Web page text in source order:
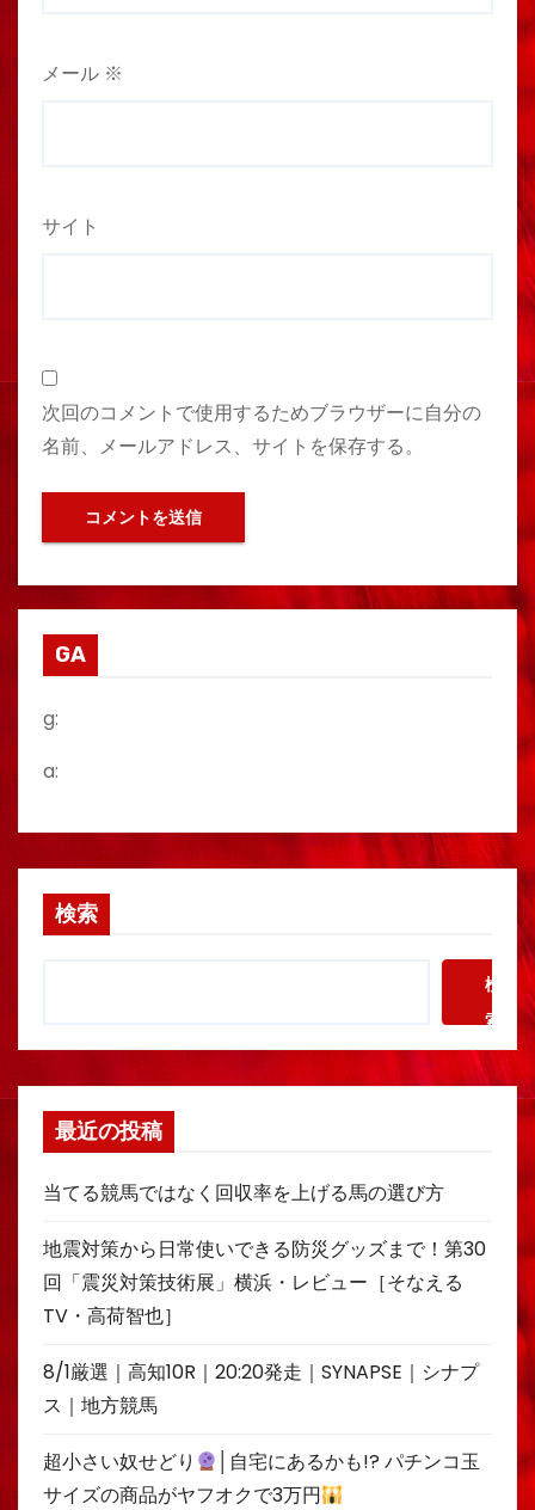
メール ※
サイト
次回のコメントで使用するためブラウザーに自分の
名前、メールアドレス、サイトを保存する。
GA
g:
a:
検索
検
索
最近の投稿
当てる競馬ではなく回収率を上げる馬の選び方
地震対策から日常使いできる防災グッズまで！第30
回「震災対策技術展」横浜・レビュー［そなえる
TV・高荷智也］
8/1厳選｜高知10R｜20:20発走｜SYNAPSE｜シナプ
ス｜地方競馬
超小さい奴せどり
│自宅にあるかも!? パチンコ玉
サイズの商品がヤフオクで3万円